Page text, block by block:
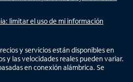
limitar el uso de mi información
y servicios están disponibles en
y las velocidades reales pueden variar.
en conexión alámbrica. Se